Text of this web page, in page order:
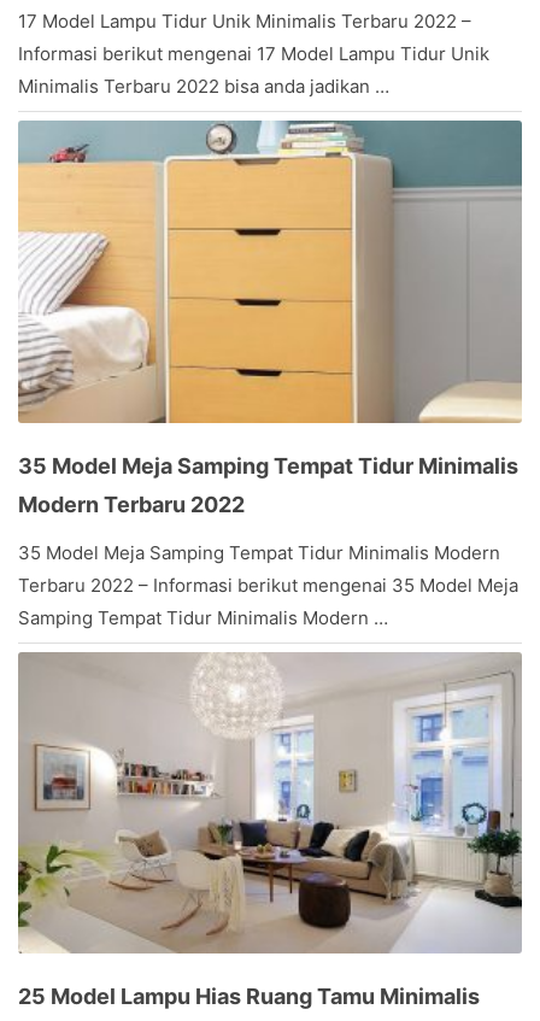
March
2017
by
Stevany
17 Model Lampu Tidur Unik Minimalis Terbaru 2022 –
Informasi berikut mengenai 17 Model Lampu Tidur Unik
Minimalis Terbaru 2022 bisa anda jadikan …
35 Model Meja Samping Tempat Tidur Minimalis
Modern Terbaru 2022
March
2017
by
Stevany
35 Model Meja Samping Tempat Tidur Minimalis Modern
Terbaru 2022 – Informasi berikut mengenai 35 Model Meja
Samping Tempat Tidur Minimalis Modern …
25 Model Lampu Hias Ruang Tamu Minimalis